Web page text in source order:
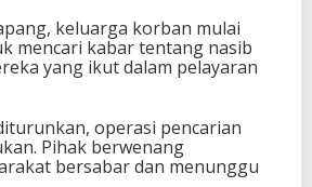
keluarga korban mulai
mencari kabar tentang nasib
yang ikut dalam pelayaran
operasi pencarian
Pihak berwenang
bersabar dan menunggu